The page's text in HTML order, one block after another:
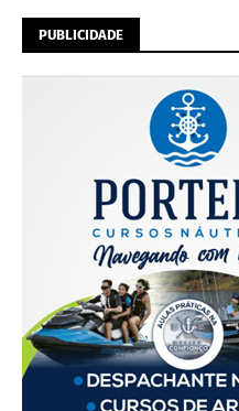
PUBLICIDADE